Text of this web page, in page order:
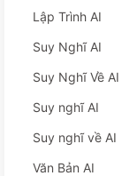
Lập Trình AI
Suy Nghĩ AI
Suy Nghĩ Về AI
Suy nghĩ AI
Suy nghĩ về AI
Văn Bản AI